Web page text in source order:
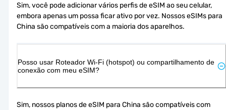
Sim, você pode adicionar vários perfis de eSIM ao seu celular,
embora apenas um possa ficar ativo por vez. Nossos eSIMs para
China são compatíveis com a maioria dos aparelhos.
Posso usar Roteador Wi-Fi (hotspot) ou compartilhamento de
conexão com meu eSIM?
Sim, nossos planos de eSIM para China são compatíveis com